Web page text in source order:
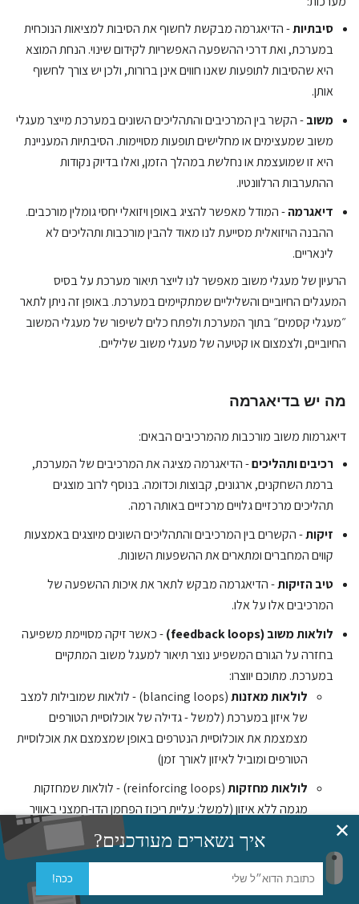
סיבתיות- הדיאגרמה מבקשת לחשוף את הסיבות למציאות הנוכחית
במערכת, ואת דרכי ההשפעה האפשריות לקידום שינוי. הנחת המוצא
היא שהסיבות לתופעות שאנו חווים אינן ברורות, ולכן יש צורך לחשוף
אותן.
משוב- הקשר בין המרכיבים והתהליכים השונים במערכת מייצר מעגלי
משוב שמעצימים או מחלישים תופעות מסויימות. הסיבתיות המעניינת
היא זו שמועצמת או נחלשת במהלך הזמן, ואלו בדיוק נקודות
ההתערבות הרלוונטיו.
דיאגרמה- המודל מאפשר להציג באופן ויזואלי יחסי גומלין מורכבים.
ההבנה הויזואלית מסייעת לנו מאוד להבין מורכבות ותהליכים לא
לינאריים.
הרעיון של מעגלי משוב מאפשר לנו לייצר תיאור מערכת על בסיס
המעגלים החיוביים והשליליים שמתקיימים במערכת. באופן זה ניתן לתאר
״מעגלי קסמים״ בתוך המערכת ולפתח כלים לשיפור של מעגלי המשוב
החיוביים, ולצמצום או קטיעה של מעגלי משוב שליליים.
מה יש בדיאגרמה
דיאגרמות משוב מורכבות מהמרכיבים הבאים:
רכיבים ותהליכים- הדיאגרמה מציגה את המרכיבים של המערכת,
ברמת השחקנים, ארגונים, קבוצות וכדומה. בנוסף לרוב מוצגים
תהליכים מרכזיים גלויים מרכזיים באותה רמה.
זיקות- הקשרים בין המרכיבים והתהליכים השונים מיוצגים באמצעות
קווים המחברים ומתארים את ההשפעות השונות.
טיב הזיקות- הדיאגרמה מבקש לתאר את איכות ההשפעה של
המרכיבים אלו על אלו.
לולאות משוב (feedback loops)
- כאשר זיקה מסויימת משפיעה
בחזרה על הגורם המשפיע נוצר תיאור למעגל משוב המתקיים
במערכת. מתוכם יווצרו:
לולאות מאזנות
(blancing loops) - לולאות שמובילות למצב
של איזון במערכת (למשל - גדילה של אוכלוסיית הטורפים
מצמצמת את אוכלוסיית הנטרפים באופן שמצמצם את אוכלוסיית
הטורפים ומוביל לאיזון לאורך זמן)
לולאות מחזקות
(reinforcing loops) - לולאות שמחזקות
מגמה ללא איזון (למשל: עליית ריכוז הפחמן הדו-חמצני באוויר
מוביל להתחממות שמובילה למדבור באופן שפוגע בצמחים
המפרקים פחמן דו חמצני).
דוגמה: הקשר בין מספר הרכבים
✕ איך נשארים מעודכנים?
ככה!